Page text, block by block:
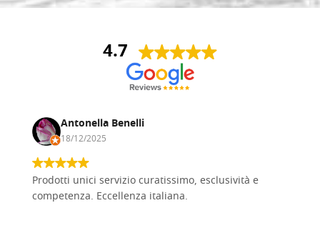
4.7
Antonella Benelli
18/12/2025
Prodotti unici servizio curatissimo, esclusività e
competenza. Eccellenza italiana.